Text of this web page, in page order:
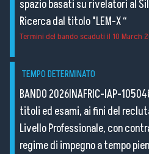
spazio basati su rivelatori al
Ricerca dal titolo "LEM-X “
Termini del bando scaduti il 10 March
TEMPO DETERMINATO
BANDO 2026INAFRIC-IAP-
titoli ed esami, ai fini del
Livello Professionale, con
regime di impegno a tempo